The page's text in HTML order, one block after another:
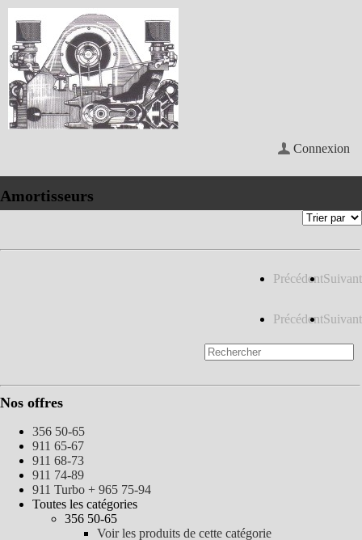
Connexion
Amortisseurs
PrécédentSuivant
PrécédentSuivant
Nos offres
356 50-65
911 65-67
911 68-73
911 74-89
911 Turbo + 965 75-94
Toutes les catégories
356 50-65
Voir les produits de cette catégorie